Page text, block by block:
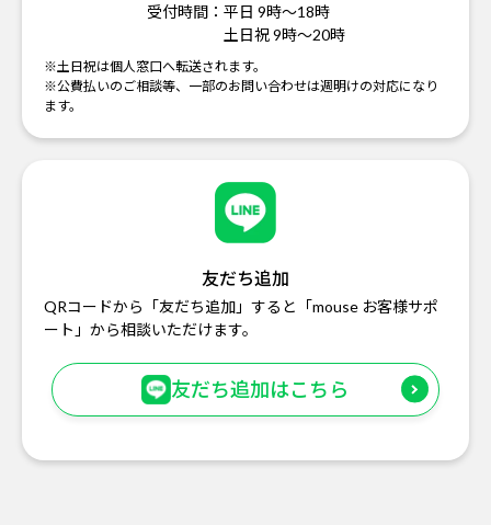
受付時間： 平日 9時～18時
土日祝 9時～20時
※土日祝は個人窓口へ転送されます。
※公費払いのご相談等、一部のお問い合わせは週明けの対応になり
ます。
友だち追加
QRコードから「友だち追加」すると「mouse お客様サポ
ート」から相談いただけます。
友だち追加はこちら